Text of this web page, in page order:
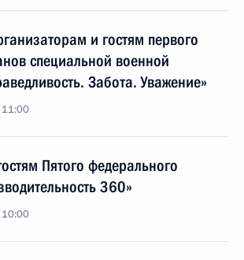
и гостям первого
специальной военной
Забота. Уважение»
11:00
Пятого федерального
360»
10:00